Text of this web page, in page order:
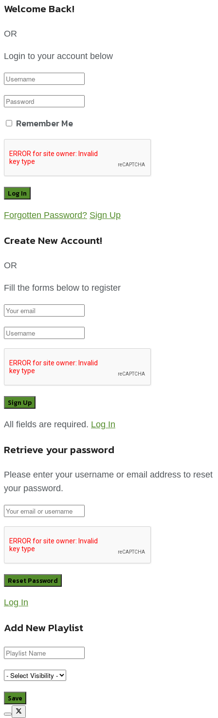
Welcome Back!
OR
Login to your account below
Remember Me
Forgotten Password? Sign Up
Create New Account!
OR
Fill the forms below to register
All fields are required. Log In
Retrieve your password
Please enter your username or email address to reset
your password.
Log In
Add New Playlist